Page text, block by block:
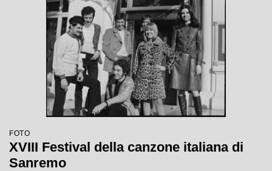
FOTO
XVIII Festival della canzone italiana di
Sanremo